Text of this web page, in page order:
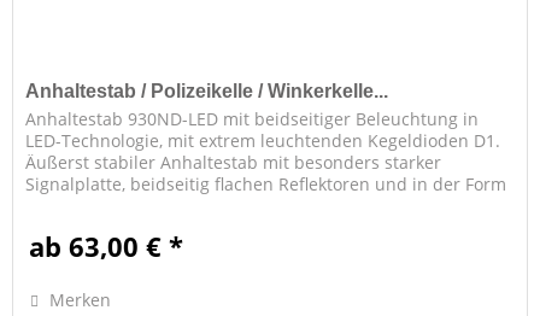
Anhaltestab / Polizeikelle / Winkerkelle...
Anhaltestab 930ND-LED mit beidseitiger Beleuchtung in
LED-Technologie, mit extrem leuchtenden Kegeldioden D1.
Äußerst stabiler Anhaltestab mit besonders starker
Signalplatte, beidseitig flachen Reflektoren und in der Form
ab 63,00 € *
Merken